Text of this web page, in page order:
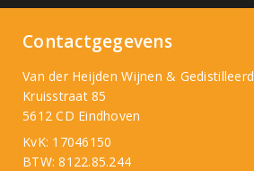
Contactgegevens
Van der Heijden Wijnen & Gedistilleerd
Kruisstraat 85
5612 CD Eindhoven
KvK: 17046150
BTW: 8122.85.244